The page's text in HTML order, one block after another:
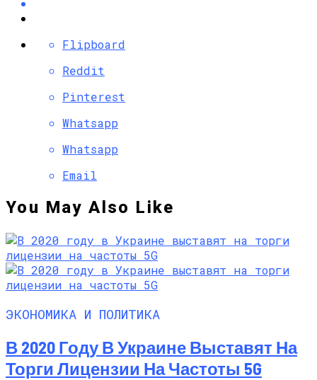
Flipboard
Reddit
Pinterest
Whatsapp
Whatsapp
Email
You May Also Like
ЭКОНОМИКА И ПОЛИТИКА
В 2020 Году В Украине Выставят На
Торги Лицензии На Частоты 5G